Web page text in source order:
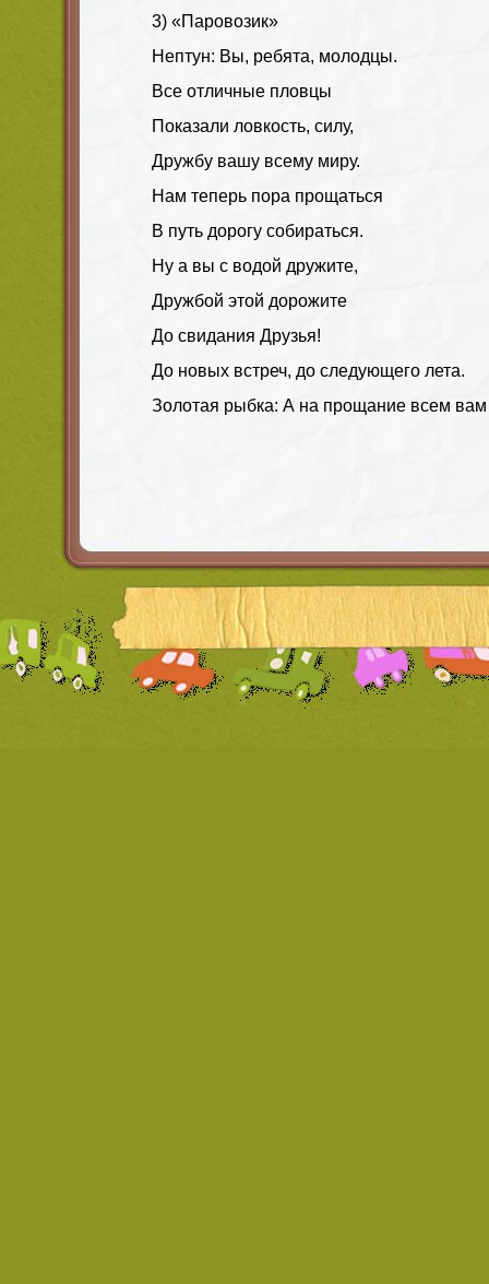
3) «Паровозик»
Нептун: Вы, ребята, молодцы.
Все отличные пловцы
Показали ловкость, силу,
Дружбу вашу всему миру.
Нам теперь пора прощаться
В путь дорогу собираться.
Ну а вы с водой дружите,
Дружбой этой дорожите
До свидания Друзья!
До новых встреч, до следующего лета.
Золотая рыбка: А на прощание всем